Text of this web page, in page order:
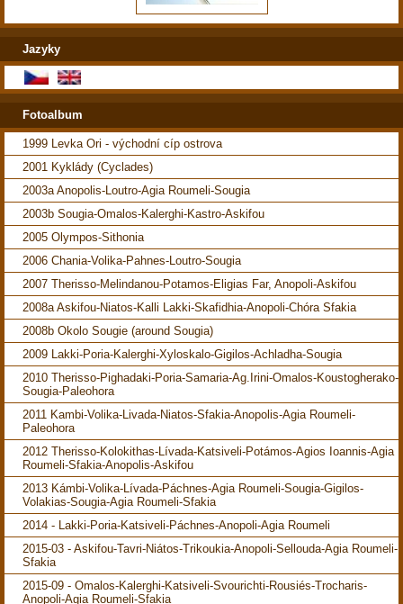
Jazyky
Fotoalbum
1999 Levka Ori - východní cíp ostrova
2001 Kyklády (Cyclades)
2003a Anopolis-Loutro-Agia Roumeli-Sougia
2003b Sougia-Omalos-Kalerghi-Kastro-Askifou
2005 Olympos-Sithonia
2006 Chania-Volika-Pahnes-Loutro-Sougia
2007 Therisso-Melindanou-Potamos-Eligias Far, Anopoli-Askifou
2008a Askifou-Niatos-Kalli Lakki-Skafidhia-Anopoli-Chóra Sfakia
2008b Okolo Sougie (around Sougia)
2009 Lakki-Poria-Kalerghi-Xyloskalo-Gigilos-Achladha-Sougia
2010 Therisso-Pighadaki-Poria-Samaria-Ag.Irini-Omalos-Koustogherako-
Sougia-Paleohora
2011 Kambi-Volika-Livada-Niatos-Sfakia-Anopolis-Agia Roumeli-
Paleohora
2012 Therisso-Kolokithas-Lívada-Katsiveli-Potámos-Agios Ioannis-Agia
Roumeli-Sfakia-Anopolis-Askifou
2013 Kámbi-Volika-Lívada-Páchnes-Agia Roumeli-Sougia-Gigilos-
Volakias-Sougia-Agia Roumeli-Sfakia
2014 - Lakki-Poria-Katsiveli-Páchnes-Anopoli-Agia Roumeli
2015-03 - Askifou-Tavri-Niátos-Trikoukia-Anopoli-Sellouda-Agia Roumeli-
Sfakia
2015-09 - Omalos-Kalerghi-Katsiveli-Svourichti-Rousiés-Trocharis-
Anopoli-Agia Roumeli-Sfakia